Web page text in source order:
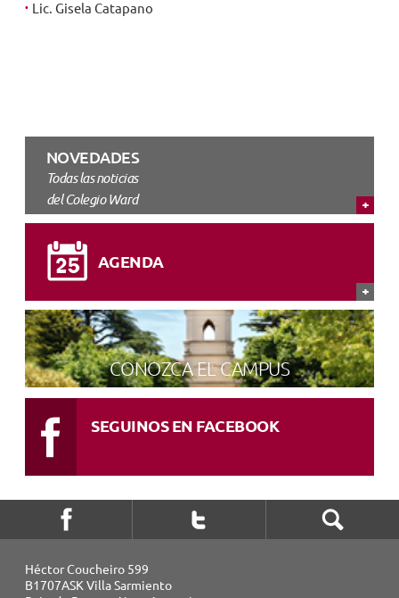
Lic. Gisela Catapano
NOVEDADES
Todas las noticias
del Colegio Ward
AGENDA
CONOZCA EL CAMPUS
SEGUINOS EN FACEBOOK
Héctor Coucheiro 599
B1707ASK Villa Sarmiento